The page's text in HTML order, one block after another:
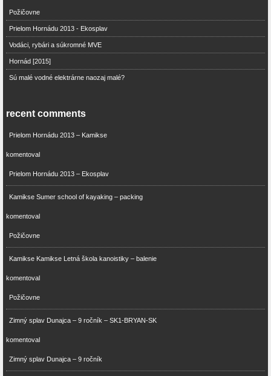
Požičovne
Prielom Hornádu 2013 - Ekosplav
Vodáci, rybári a súkromné MVE
Hornád [2015]
Sú malé vodné elektrárne naozaj malé?
recent comments
Prielom Hornádu 2013 – Kamikse
komentoval
Prielom Hornádu 2013 – Ekosplav
Kamikse Sumer school of kayaking – packing
komentoval
Požičovne
Kamikse Kamikse Letná škola kanoistiky – balenie
komentoval
Požičovne
Zimný splav Dunajca – 9 ročník – SK1-BRYAN-SK
komentoval
Zimný splav Dunajca – 9 ročník